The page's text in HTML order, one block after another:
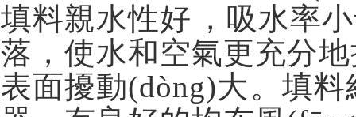
填料親水性好，吸水
落，使水和空氣更充分
表面擾動(dòng)大。填